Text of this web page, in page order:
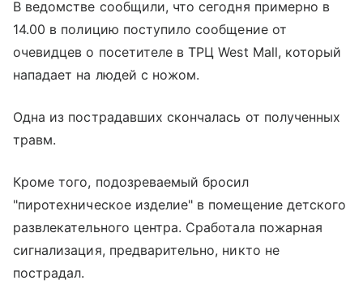
В ведомстве сообщили, что сегодня примерно в
14.00 в полицию поступило сообщение от
очевидцев о посетителе в ТРЦ West Mall, который
нападает на людей с ножом.
Одна из пострадавших скончалась от полученных
травм.
Кроме того, подозреваемый бросил
"пиротехническое изделие" в помещение детского
развлекательного центра. Сработала пожарная
сигнализация, предварительно, никто не
пострадал.